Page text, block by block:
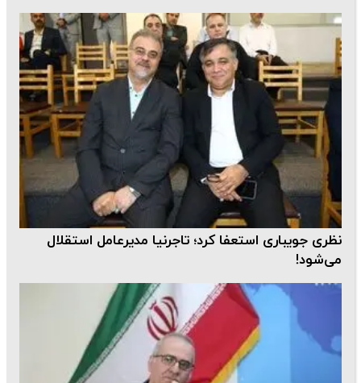
نظری جویباری استعفا کرد؛ تاجرنیا مدیرعامل استقلال
می‌شود!